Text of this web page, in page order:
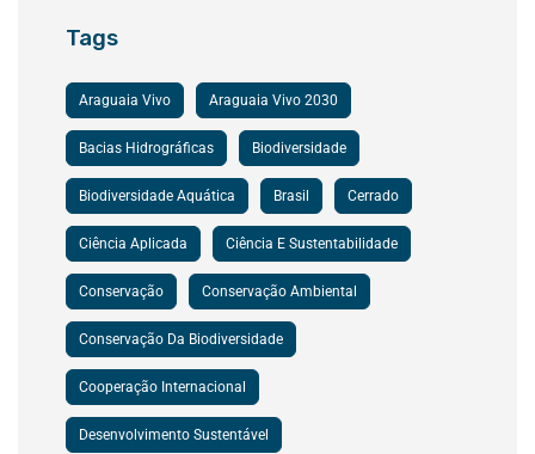
Tags
Araguaia Vivo Araguaia Vivo 2030
Bacias Hidrográficas Biodiversidade
Biodiversidade Aquática Brasil Cerrado
Ciência Aplicada Ciência E Sustentabilidade
Conservação Conservação Ambiental
Conservação Da Biodiversidade
Cooperação Internacional
Desenvolvimento Sustentável